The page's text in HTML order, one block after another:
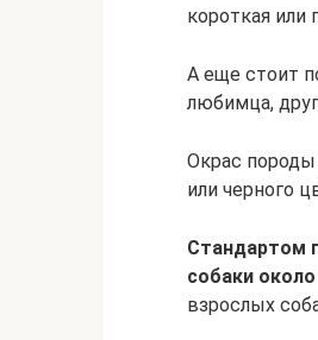
короткая или
А еще стоит
любимца,
Окрас
или черного
Стандартом
собаки
взрослых